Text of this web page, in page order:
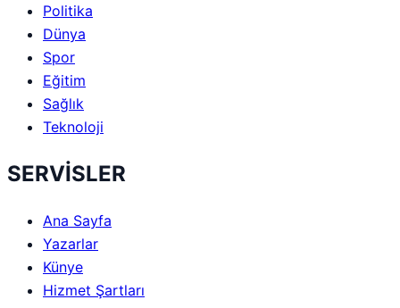
Politika
Dünya
Spor
Eğitim
Sağlık
Teknoloji
SERVİSLER
Ana Sayfa
Yazarlar
Künye
Hizmet Şartları